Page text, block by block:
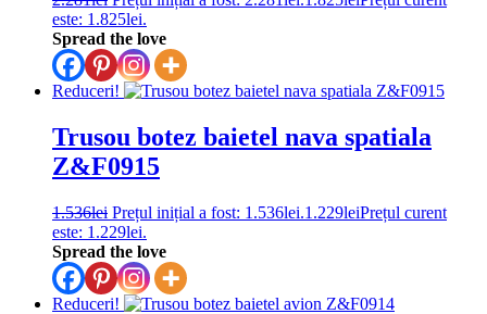
este: 1.825lei.
Spread the love
Reduceri!
Trusou botez baietel nava spatiala
Z&F0915
1.536lei Prețul inițial a fost: 1.536lei.1.229leiPrețul curent
este: 1.229lei.
Spread the love
Reduceri!